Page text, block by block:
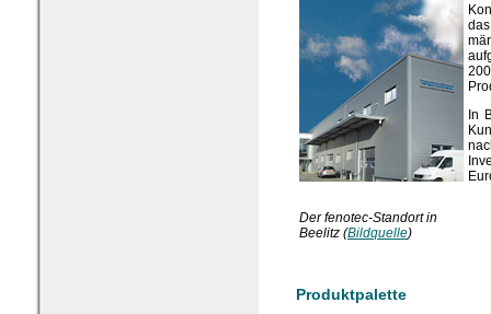
Der fenotec-Standort in
Beelitz (Bildquelle)
In
Produktpalette